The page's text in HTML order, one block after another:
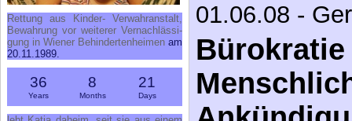
Ret­tung aus Kin­der- Ver­wahr­an­stalt,
Be­wah­rung vor wei­te­rer Ver­nach­läs­si­
gung in Wie­ner Be­hin­der­ten­hei­men am
20.11.1989.
36
Years
8
Months
21
Days
01.06.08 -